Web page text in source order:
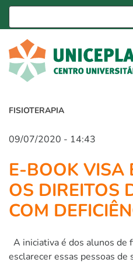
FISIOTERAPIA
09/07/2020 - 14:43
E-BOOK VISA
OS DIREITOS
COM
A iniciativa é dos alunos de
esclarecer essas pessoas de